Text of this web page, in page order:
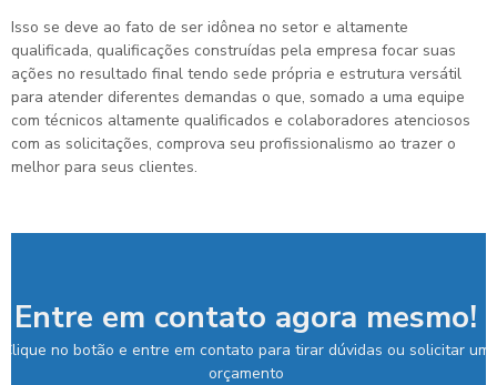
Isso se deve ao fato de ser idônea no setor e altamente
qualificada, qualificações construídas pela empresa focar suas
ações no resultado final tendo sede própria e estrutura versátil
para atender diferentes demandas o que, somado a uma equipe
com técnicos altamente qualificados e colaboradores atenciosos
com as solicitações, comprova seu profissionalismo ao trazer o
melhor para seus clientes.
Entre em contato agora mesmo!
Clique no botão e entre em contato para tirar dúvidas ou solicitar um
orçamento